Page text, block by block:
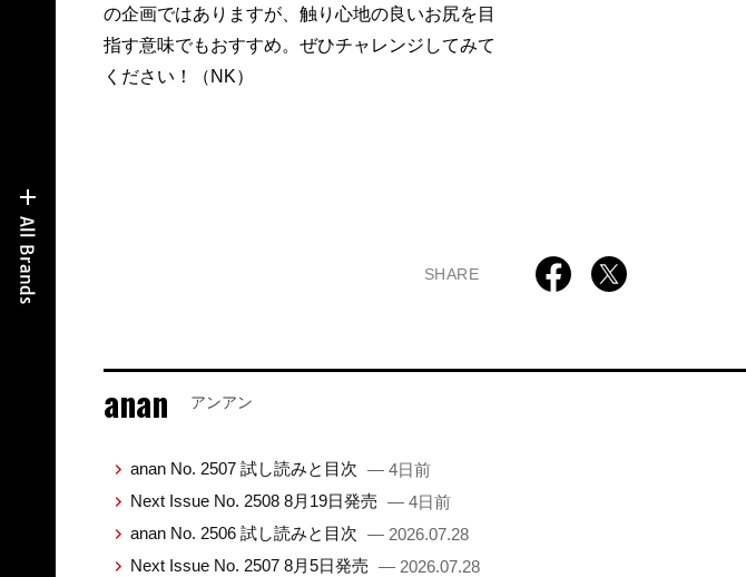
の企画ではありますが、触り心地の良いお尻を目
指す意味でもおすすめ。ぜひチャレンジしてみて
ください！（NK）
SHARE
anan アンアン
anan No. 2507 試し読みと目次 — 4日前
Next Issue No. 2508 8月19日発売 — 4日前
anan No. 2506 試し読みと目次 — 2026.07.28
Next Issue No. 2507 8月5日発売 — 2026.07.28